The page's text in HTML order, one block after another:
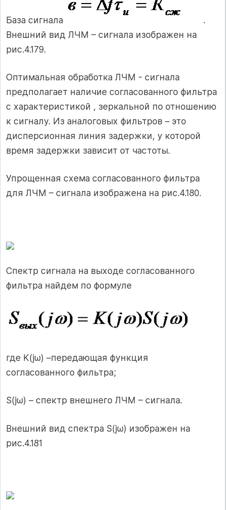
База сигнала
.
Внешний вид ЛЧМ – сигнала изображен на
рис.4.179.
Оптимальная обработка ЛЧМ - сигнала
предполагает наличие согласованного фильтра
с характеристикой , зеркальной по отношению
к сигналу. Из аналоговых фильтров – это
дисперсионная линия задержки, у которой
время задержки зависит от частоты.
Упрощенная схема согласованного фильтра
для ЛЧМ – сигнала изображена на рис.4.180.
Спектр сигнала на выходе согласованного
фильтра найдем по формуле
где K(jω) –передающая функция
согласованного фильтра;
S(jω) – спектр внешнего ЛЧМ – сигнала.
Внешний вид спектра S(jω) изображен на
рис.4.181